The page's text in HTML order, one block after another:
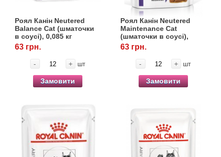
Роял Канін Neutered
Balance Cat (шматочки
в соусі), 0,085 кг
63 грн.
- + шт
Замовити
Роял Канін Neutered
Maintenance Cat
(шматочки в соусі),
0,085 кг
63 грн.
- + шт
Замовити